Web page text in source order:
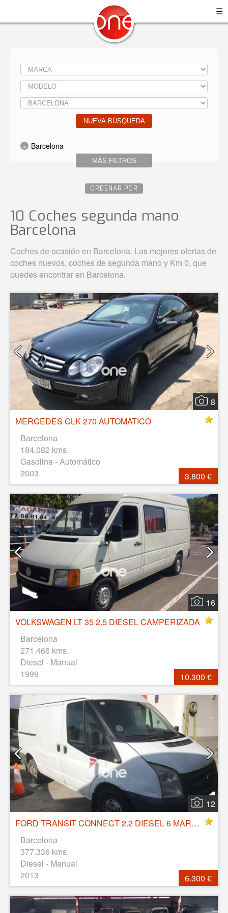
☰
NUEVA BÚSQUEDA
MÁS FILTROS
Barcelona
ORDENAR POR
10 Coches segunda mano
Barcelona
Coches de ocasión en Barcelona. Las mejores ofertas de
coches nuevos, coches de segunda mano y Km 0, que
puedes encontrar en Barcelona.
8
MERCEDES CLK 270 AUTOMATICO
Barcelona
184.082 kms.
Gasolina - Automático
2003
3.800 €
16
VOLKSWAGEN LT 35 2.5 DIESEL CAMPERIZADA
Barcelona
271.466 kms.
Diesel - Manual
1999
10.300 €
12
FORD TRANSIT CONNECT 2.2 DIESEL 6 MARCHAS
Barcelona
377.336 kms.
Diesel - Manual
2013
6.300 €